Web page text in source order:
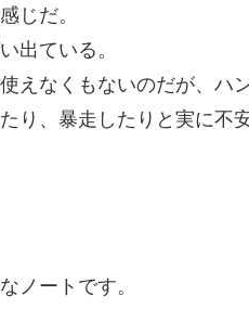
じだ。
出ている。
えなくもないのだが、ハ
り、暴走したりと実に不
ノートです。